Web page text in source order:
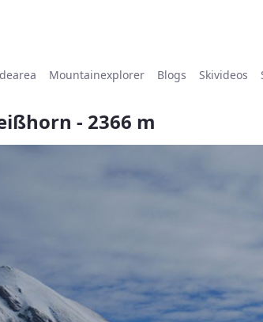
Mountainexplorer Blogs Skivideos
- 2366 m